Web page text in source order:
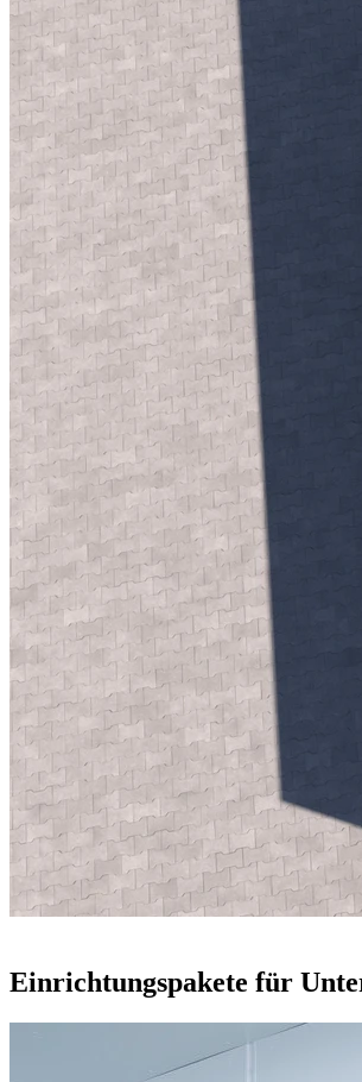
Einrichtungspakete für